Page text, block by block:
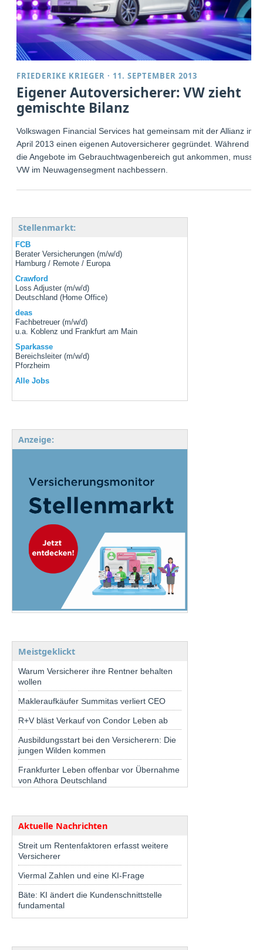
FRIEDERIKE KRIEGER · 11. SEPTEMBER 2013
Eigener Autoversicherer: VW zieht
gemischte Bilanz
Volkswagen Financial Services hat gemeinsam mit der Allianz im
April 2013 einen eigenen Autoversicherer gegründet. Während
die Angebote im Gebrauchtwagenbereich gut ankommen, muss
VW im Neuwagensegment nachbessern.
Stellenmarkt:
FCB
Berater Versicherungen (m/w/d)
Hamburg / Remote / Europa
Crawford
Loss Adjuster (m/w/d)
Deutschland (Home Office)
deas
Fachbetreuer (m/w/d)
u.a. Koblenz und Frankfurt am Main
Sparkasse
Bereichsleiter (m/w/d)
Pforzheim
Alle Jobs
Anzeige:
Meistgeklickt
Warum Versicherer ihre Rentner behalten
wollen
Makleraufkäufer Summitas verliert CEO
R+V bläst Verkauf von Condor Leben ab
Ausbildungsstart bei den Versicherern: Die
jungen Wilden kommen
Frankfurter Leben offenbar vor Übernahme
von Athora Deutschland
Aktuelle Nachrichten
Streit um Rentenfaktoren erfasst weitere
Versicherer
Viermal Zahlen und eine KI-Frage
Bäte: KI ändert die Kundenschnittstelle
fundamental